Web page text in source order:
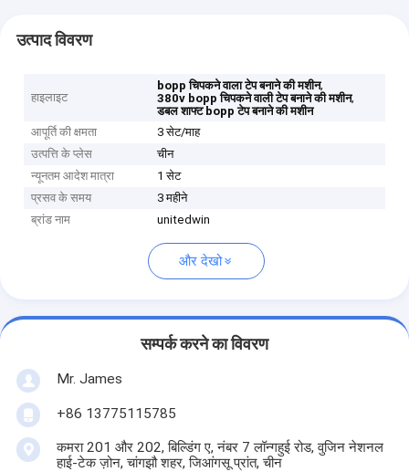
उत्पाद विवरण
हाइलाइट
bopp चिपकने वाला टेप बनाने की मशीन,
380v bopp चिपकने वाली टेप बनाने की मशीन,
डबल शाफ्ट bopp टेप बनाने की मशीन
आपूर्ति की क्षमता
3 सेट/माह
उत्पत्ति के प्लेस
चीन
न्यूनतम आदेश मात्रा
1 सेट
प्रसव के समय
3 महीने
ब्रांड नाम
unitedwin
और देखो
सम्पर्क करने का विवरण
Mr. James
+86 13775115785
कमरा 201 और 202, बिल्डिंग ए, नंबर 7 लॉन्गहुई रोड, वुजिन नेशनल
हाई-टेक ज़ोन, चांगझौ शहर, जिआंगसू प्रांत, चीन